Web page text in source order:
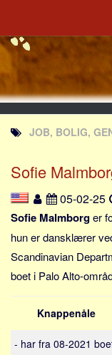
Portal
Udvandrerne.dk
Utvandrerne.no
Utvandrarna.se
Tyskland.dk
England.dk
JLKM.dk
Lande
Tyrkiet
Spanien
Norge
JOB, BOLIG,
Sofie
05-02-25
Sofie Malmborger
hun er dansklærer
Scandinavian
boet i Palo Alto-
Knappenåle
- har fra 08-2021